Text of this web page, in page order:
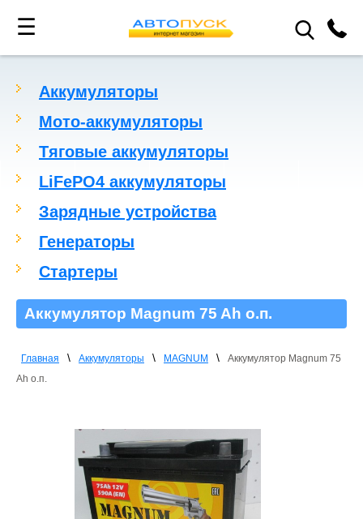
☰
Аккумуляторы
Мото-аккумуляторы
Тяговые аккумуляторы
LiFePO4 аккумуляторы
Зарядные устройства
Генераторы
Стартеры
Аккумулятор Magnum 75 Ah о.п.
Главная \ Аккумуляторы \ MAGNUM \
Аккумулятор Magnum 75
Ah о.п.